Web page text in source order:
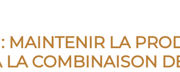
MAINTENIR LA
LA COMBINAISON